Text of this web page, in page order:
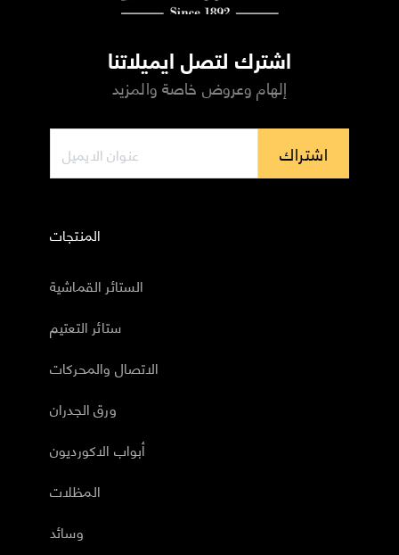
اشترك لتصل ايميلاتنا
إلهام وعروض خاصة والمزيد
اشتراك
المنتجات
الستائر القماشية
ستائر التعتيم
الاتصال والمحركات
ورق الجدران
أبواب الاكورديون
المظلات
وسائد